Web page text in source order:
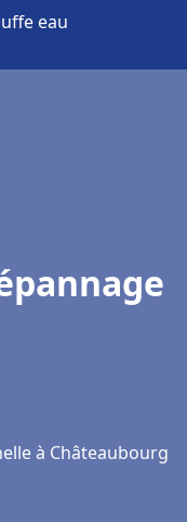
eau
à Châteaubourg